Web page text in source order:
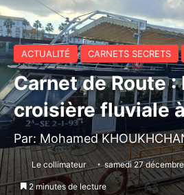
ACTUALITÉ CARNETS SECRETS
Carnet de Route :
croisière fluviale
Par: Mohamed
Le collimateur samedi 27
2 minutes de lecture